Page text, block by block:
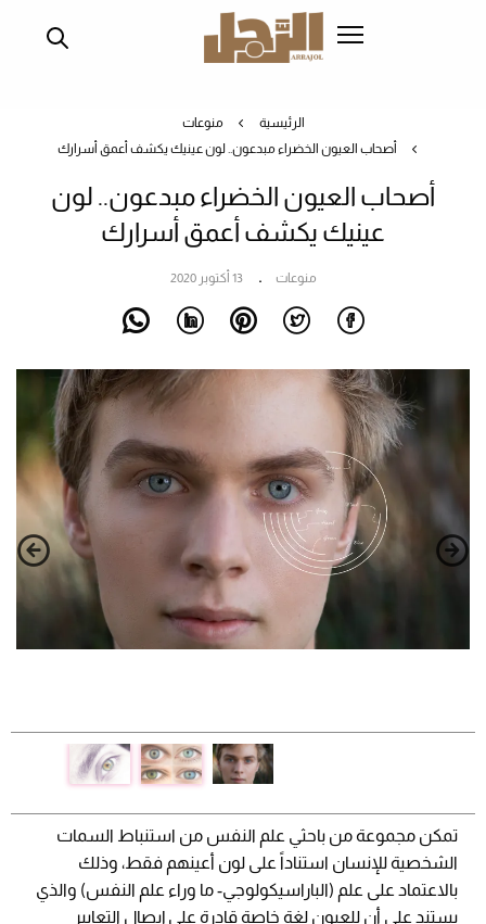
الرئيسية
منوعات
أصحاب العيون الخضراء مبدعون.. لون عينيك يكشف أعمق أسرارك
أصحاب العيون الخضراء مبدعون.. لون
عينيك يكشف أعمق أسرارك
منوعات 13 أكتوبر 2020
تمكن مجموعة من باحثي علم النفس من استنباط السمات
الشخصية للإنسان استناداً على لون أعينهم فقط، وذلك
بالاعتماد على علم (الباراسيكولوجي- ما وراء علم النفس) والذي
يستند على أن للعيون لغة خاصة قادرة على إيصال التعابير